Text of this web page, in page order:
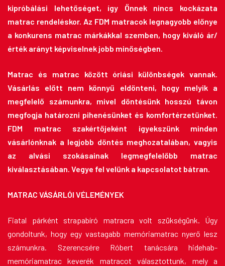
kipróbálási lehetőséget, így Önnek nincs kockázata
matrac rendeléskor. Az FDM matracok legnagyobb előnye
a konkurens matrac márkákkal szemben, hogy kiváló ár/
érték arányt képviselnek jobb minőségben.
Matrac és matrac között óriási különbségek vannak.
Vásárlás előtt nem könnyű eldönteni, hogy melyik a
megfelelő számunkra, mivel döntésünk hosszú távon
megfogja határozni pihenésünket és komfortérzetünket.
FDM matrac szakértőjeként igyekszünk minden
vásárlónknak a legjobb döntés meghozatalában, vagyis
az alvási szokásainak legmegfelelőbb matrac
kiválasztásában. Vegye fel velünk a kapcsolatot bátran.
MATRAC VÁSÁRLÓI VÉLEMÉNYEK
Fiatal párként strapabíró matracra volt szükségünk. Úgy
gondoltunk, hogy egy vastagabb memóriamatrac nyerő lesz
számunkra. Szerencsére Róbert tanácsára hidehab-
memóriamatrac keverék matracot választottunk, mely a